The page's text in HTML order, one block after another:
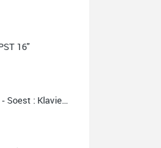
16"